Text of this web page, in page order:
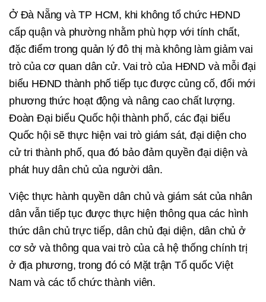
Ở Đà Nẵng và TP HCM, khi không tổ chức HĐND
cấp quận và phường nhằm phù hợp với tính chất,
đặc điểm trong quản lý đô thị mà không làm giảm vai
trò của cơ quan dân cử. Vai trò của HĐND và mỗi đại
biểu HĐND thành phố tiếp tục được củng cố, đổi mới
phương thức hoạt động và nâng cao chất lượng.
Đoàn Đại biểu Quốc hội thành phố, các đại biểu
Quốc hội sẽ thực hiện vai trò giám sát, đại diện cho
cử tri thành phố, qua đó bảo đảm quyền đại diện và
phát huy dân chủ của người dân.
Việc thực hành quyền dân chủ và giám sát của nhân
dân vẫn tiếp tục được thực hiện thông qua các hình
thức dân chủ trực tiếp, dân chủ đại diện, dân chủ ở
cơ sở và thông qua vai trò của cả hệ thống chính trị
ở địa phương, trong đó có Mặt trận Tổ quốc Việt
Nam và các tổ chức thành viên.